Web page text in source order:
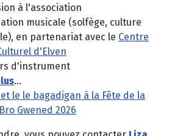
à l'association
musicale (solfège, culture
en partenariat avec le Centre
d'Elven
d'instrument
...
le le bagadigan à la Fête de la
Gwened 2026